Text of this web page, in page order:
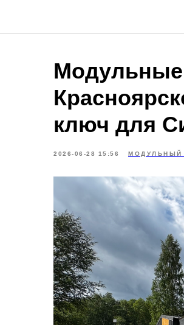
Модульные
ключ для
2026-06-28 15:56 МОДУЛЬНЫЙ